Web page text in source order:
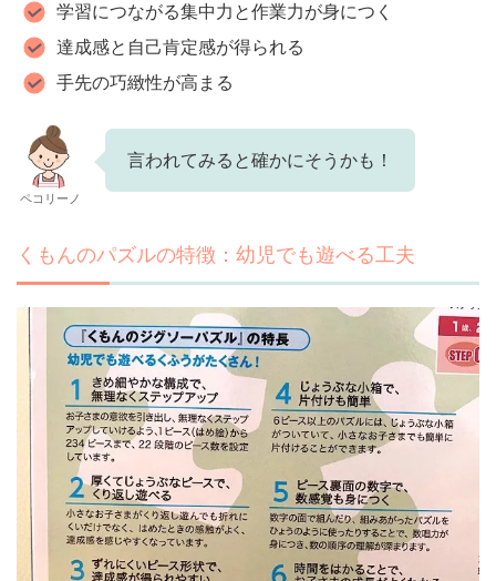
学習につながる集中力と作業力が身につく
達成感と自己肯定感が得られる
手先の巧緻性が高まる
ペコリーノ
言われてみると確かにそうかも！
くもんのパズルの特徴：幼児でも遊べる工夫